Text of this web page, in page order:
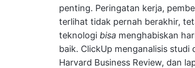
penting. Peringatan kerja,
terlihat tidak pernah berakhir,
teknologi bisa menghabiskan
baik. ClickUp menganalisis studi
Harvard Business Review, dan